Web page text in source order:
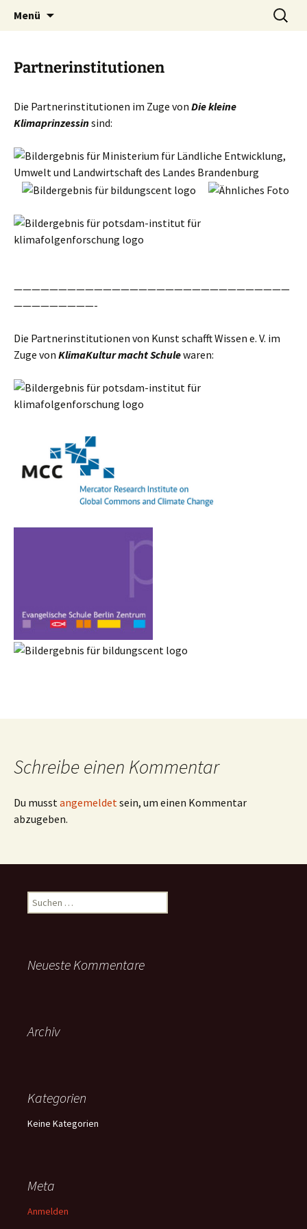
Kunst schafft Wissen e.V.
Klimakultur macht Schule
Menü
Suchen
nach:
Partnerinstitutionen
Die Partnerinstitutionen im Zuge von Die kleine
Klimaprinzessinsind:
———————————————————————————————
—————————-
Die Partnerinstitutionen von Kunst schafft Wissen e. V. im
Zuge von KlimaKultur macht Schulewaren:
Schreibe einen Kommentar
Du musst angemeldet sein, um einen Kommentar
abzugeben.
Suchen
nach:
Neueste Kommentare
Archiv
Kategorien
Keine Kategorien
Meta
Anmelden